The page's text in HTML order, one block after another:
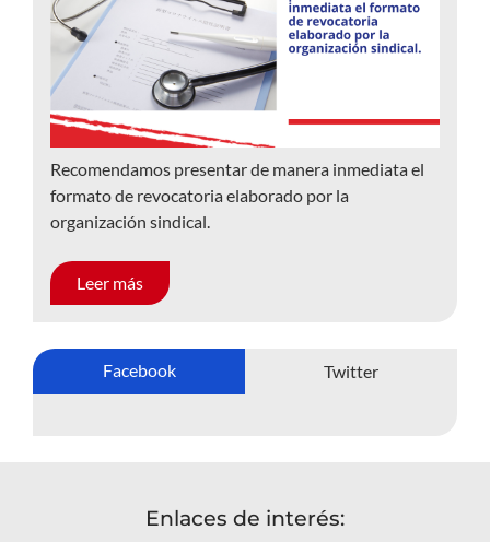
Recomendamos presentar de manera inmediata el
formato de revocatoria elaborado por la
organización sindical.
Leer más
Facebook Twitter
Enlaces de interés: